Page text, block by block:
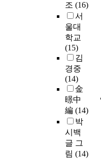
조 (16)
서
울대
학교
(15)
김
경중
(14)
金
暻中
編 (14)
박
시백
글 그
림 (14)